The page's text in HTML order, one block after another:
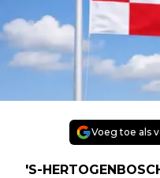
Voeg toe als
'S-